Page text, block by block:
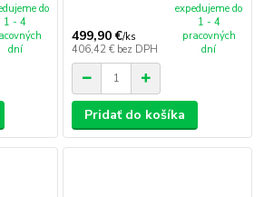
do
1 - 4
dní
499,90 €/ks
406,42 € bez DPH
expedujeme do
1 - 4
pracovných
dní
Pridať do košíka